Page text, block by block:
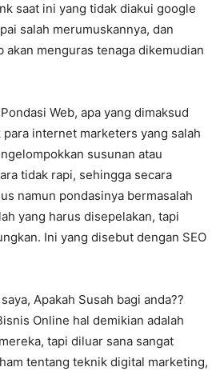
saat ini yang tidak diakui google
salah merumuskannya, dan
akan menguras tenaga dikemudian
Web, apa yang dimaksud
para internet marketers yang salah
susunan atau
tidak rapi, sehingga secara
namun pondasinya bermasalah
yang harus disepelakan, tapi
Ini yang disebut dengan SEO
Apakah Susah bagi anda??
Online hal demikian adalah
tapi diluar sana sangat
tentang teknik digital marketing,